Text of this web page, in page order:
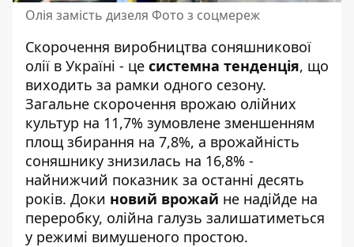
Олія замість дизеля Фото з соцмереж
Скорочення виробництва соняшникової
олії в Україні - це системна тенденція, що
виходить за рамки одного сезону.
Загальне скорочення врожаю олійних
культур на 11,7% зумовлене зменшенням
площ збирання на 7,8%, а врожайність
соняшнику знизилась на 16,8% -
найнижчий показник за останні десять
років. Доки новий врожай не надійде на
переробку, олійна галузь залишатиметься
у режимі вимушеного простою.